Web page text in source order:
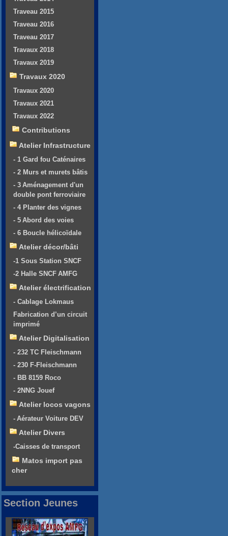
Traveau 2015
Traveau 2016
Traveau 2017
Travaux 2018
Travaux 2019
Travaux 2020
Travaux 2020
Travaux 2021
Travaux 2022
Contributions
Atelier Infrastructure
- 1 Gard fou Caténaires
- 2 Murs et murets bâtis
- 3 Aménagement d'un
double pont ferroviaire
- 4 Planter des vignes
- 5 Abord des voies
- 6 Boucle hélicoïdale
Atelier décor/bâti
-1 Sous Station SNCF
-2 Halle SNCF AMFG
Atelier électrification
- Cablage Lokmaus
Fabrication d’un circuit
imprimé
Atelier Digitalisation
- 232 TC Fleischmann
- 230 F-Fleischmann
- BB 8159 Roco
- 2NNG Jouef
Atelier locos vagons
- Aérateur Voiture DEV
Atelier Divers
-Caisses de transport
Matos import pas
cher
Section Jeunes